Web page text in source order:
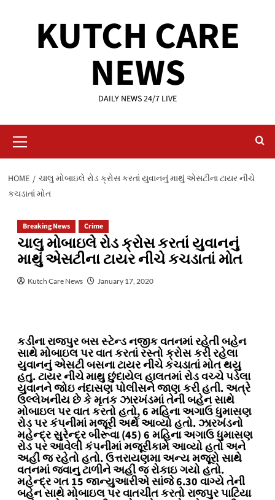
KUTCH CARE
NEWS
DAILY NEWS 24/7 LIVE
Menu
HOME
ચાલુ મોબાઇલે રોડ ક્રોસ કરતાં યુવાનનું માથું એસટીના ટાયર નીચે
કચડાતાં મોત
Breaking News Crime
ચાલુ મોબાઇલે રોડ ક્રોસ કરતાં યુવાનનું
માથું એસટીના ટાયર નીચે કચડાતાં મોત
Kutch Care News January 17, 2020
કડીના રાજપુર બસ સ્ટેન્ડ નજીક વતનમાં રહેતી બહેન
સાથે મોબાઇલ પર વાત કરતાં રસ્તો ક્રોસ કરી રહેલા
યુવાનનું એસટી બસના ટાયર નીચે કચડાતાં મોત થયુ
હતુ. ટાયર નીચે માથુ છુંદાયેલ હાલતમાં રોડ વચ્ચે પડેલા
યુવાનને જોઇ નંદાસણ પોલીસને જાણ કરી હતી. અત્રે
ઉલ્લેખનીય છે કે મૃતક ઝારખંડમાં તેની બહેન સાથે
મોબાઇલ પર વાત કરતો હતો, 6 મહિના અગાઉ ધુમાસણ
રોડ પર કંપનીમાં મજૂરી અર્થે આવ્યો હતો. ઝારખંડનો
મહેન્દ્ર સુરેન્દ્ર બીરૂવા (45) 6 મહિના અગાઉ ધુમાસણ
રોડ પર આવેલી કંપનીમાં મજૂરીકામે આવ્યો હતો અને
અહીં જ રહેતો હતો. ઉત્તરાયણમા અન્ય મજૂરો સાથે
વતનમાં જવાનુ ટાળીને અહીં જ રોકાઇ ગયો હતો.
મહેન્દ્ર ગત 15 જાન્યુઆરીએ સાંજે 6.30 વાગ્યે તેની
બહેન સાથે મોબાઇલ પર વાતચીત કરતો રાજપુર પાટિયા